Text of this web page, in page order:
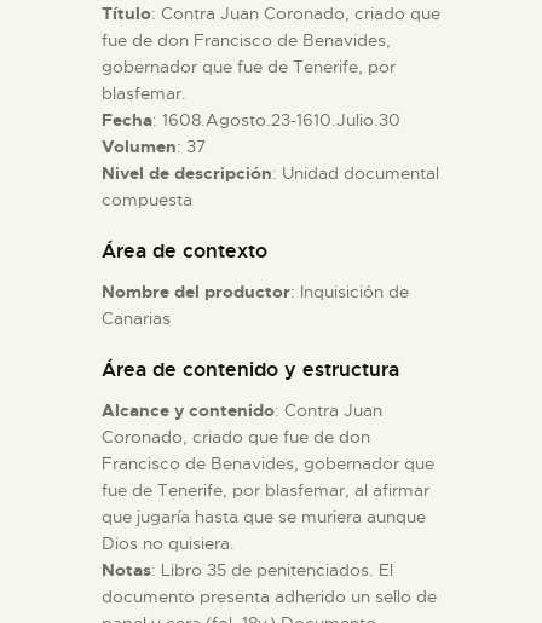
█
EL MUSEO
COLECCIONES
DIDÁCTICA
ESPAÑOL
Título: Contra Juan Coronado, criado que
fue de don Francisco de Benavides,
gobernador que fue de Tenerife, por
blasfemar.
Fecha: 1608.Agosto.23-1610.Julio.30
Volumen: 37
Nivel de descripción: Unidad documental
compuesta
Área de contexto
Nombre del productor: Inquisición de
Canarias
Área de contenido y estructura
Alcance y contenido: Contra Juan
Coronado, criado que fue de don
Francisco de Benavides, gobernador que
fue de Tenerife, por blasfemar, al afirmar
que jugaría hasta que se muriera aunque
Dios no quisiera.
Notas: Libro 35 de penitenciados. El
documento presenta adherido un sello de